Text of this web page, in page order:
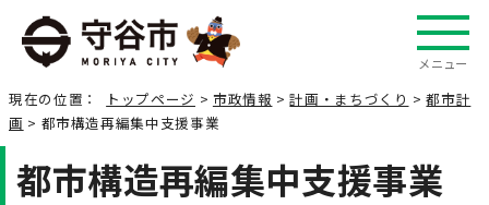
メニュー
現在の位置： トップページ > 市政情報 >計画・まちづくり >都市計
画 > 都市構造再編集中支援事業
都市構造再編集中支援事業